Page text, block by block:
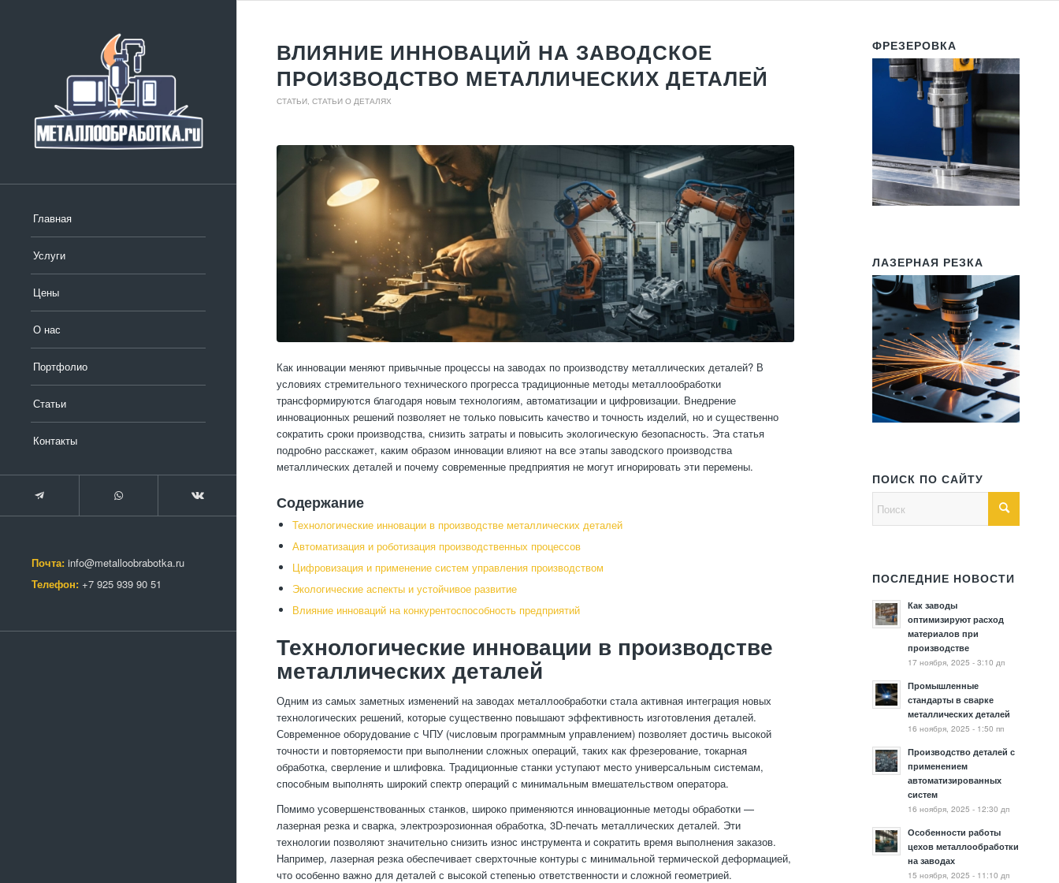
Главная
Услуги
Цены
О нас
Портфолио
Статьи
Контакты
Почта: info@metalloobrabotka.ru
Телефон: +7 925 939 90 51
ВЛИЯНИЕ ИННОВАЦИЙ НА ЗАВОДСКОЕ
ПРОИЗВОДСТВО МЕТАЛЛИЧЕСКИХ ДЕТАЛЕЙ
СТАТЬИ СТАТЬИ О ДЕТАЛЯХ
Как инновации меняют привычные процессы на заводах по производству металлических деталей? В
условиях стремительного технического прогресса традиционные методы металлообработки
трансформируются благодаря новым технологиям, автоматизации и цифровизации. Внедрение
инновационных решений позволяет не только повысить качество и точность изделий, но и существенно
сократить сроки производства, снизить затраты и повысить экологическую безопасность. Эта статья
подробно расскажет, каким образом инновации влияют на все этапы заводского производства
металлических деталей и почему современные предприятия не могут игнорировать эти перемены.
Содержание
Технологические инновации в производстве металлических деталей
Автоматизация и роботизация производственных процессов
Цифровизация и применение систем управления производством
Экологические аспекты и устойчивое развитие
Влияние инноваций на конкурентоспособность предприятий
Технологические инновации в производстве
металлических деталей
Одним из самых заметных изменений на заводах металлообработки стала активная интеграция новых
технологических решений, которые существенно повышают эффективность изготовления деталей.
Современное оборудование с ЧПУ (числовым программным управлением) позволяет достичь высокой
точности и повторяемости при выполнении сложных операций, таких как фрезерование, токарная
обработка, сверление и шлифовка. Традиционные станки уступают место универсальным системам,
способным выполнять широкий спектр операций с минимальным вмешательством оператора.
Помимо усовершенствованных станков, широко применяются инновационные методы обработки —
лазерная резка и сварка, электроэрозионная обработка, 3D-печать металлических деталей. Эти
технологии позволяют значительно снизить износ инструмента и сократить время выполнения заказов.
Например, лазерная резка обеспечивает сверхточные контуры с минимальной термической деформацией,
что особенно важно для деталей с высокой степенью ответственности и сложной геометрией.
ФРЕЗЕРОВКА
ЛАЗЕРНАЯ РЕЗКА
ПОИСК ПО САЙТУ
ПОСЛЕДНИЕ НОВОСТИ
Как заводы
оптимизируют расход
материалов при
производстве
17 ноября, 2025 - 3:10 дп
Промышленные
стандарты в сварке
металлических деталей
16 ноября, 2025 - 1:50 пп
Производство деталей с
применением
автоматизированных
систем
16 ноября, 2025 - 12:30 дп
Особенности работы
цехов металлообработки
на заводах
15 ноября, 2025 - 11:10 дп